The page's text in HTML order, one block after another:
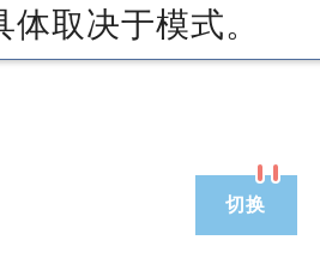
取决于模式。
切换